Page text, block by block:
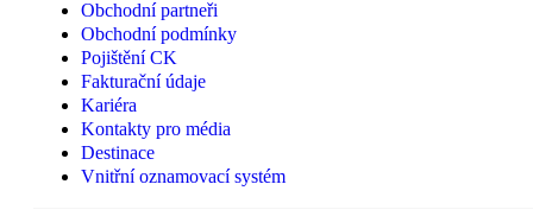
Obchodní partneři
Obchodní podmínky
Pojištění CK
Fakturační údaje
Kariéra
Kontakty pro média
Destinace
Vnitřní oznamovací systém